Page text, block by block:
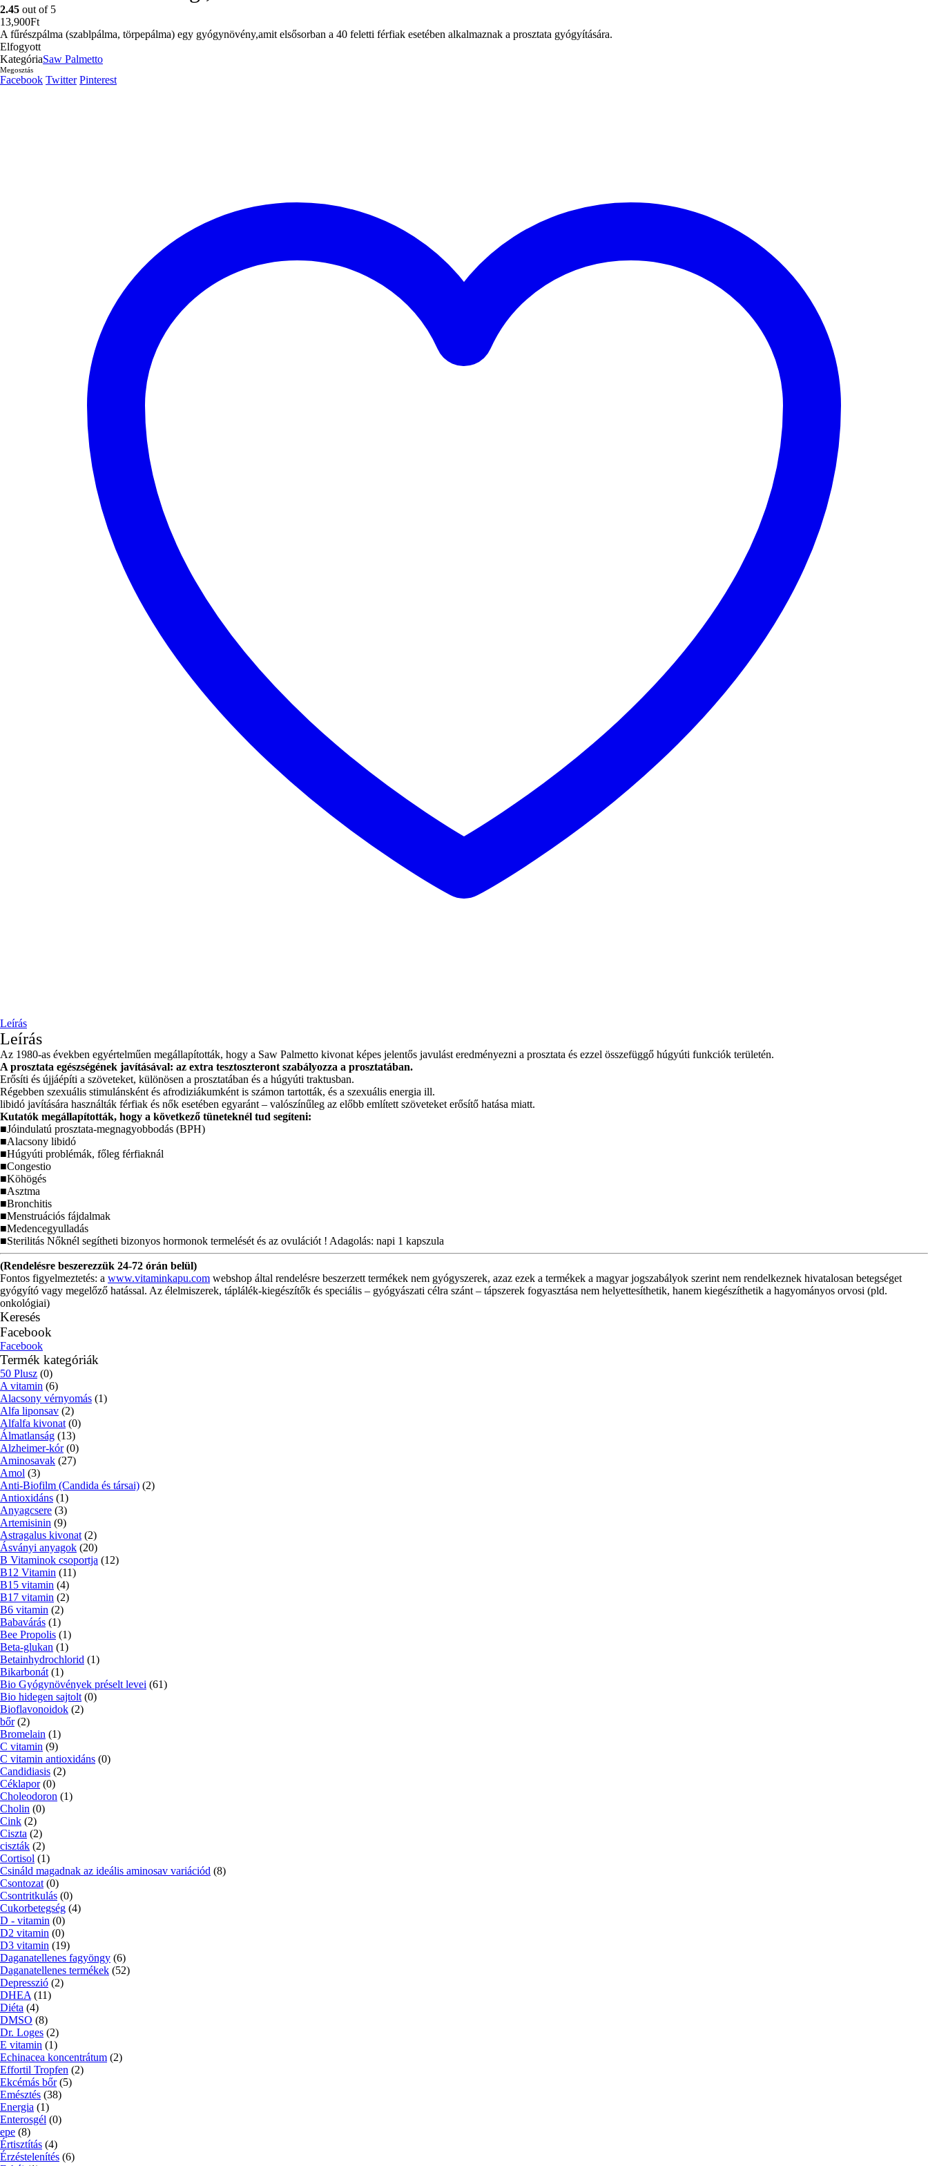
2.45 out of 5
13,900Ft
A fűrészpálma (szablpálma, törpepálma) egy gyógynövény,amit elsősorban a 40 feletti férfiak esetében alkalmaznak a prosztata gyógyítására.
Elfogyott
KategóriaSaw Palmetto
Megosztás
Facebook Twitter Pinterest
Leírás
Leírás
Az 1980-as években egyértelműen megállapították, hogy a Saw Palmetto kivonat képes jelentős javulást eredményezni a prosztata és ezzel összefüggő húgyúti funkciók területén.
A prosztata egészségének javításával: az extra tesztoszteront szabályozza a prosztatában.
Erősíti és újjáépíti a szöveteket, különösen a prosztatában és a húgyúti traktusban.
Régebben szexuális stimulánsként és afrodiziákumként is számon tartották, és a szexuális energia ill.
libidó javítására használták férfiak és nők esetében egyaránt – valószínűleg az előbb említett szöveteket erősítő hatása miatt.
Kutatók megállapították, hogy a következő tüneteknél tud segíteni:
■Jóindulatú prosztata-megnagyobbodás (BPH)
■Alacsony libidó
■Húgyúti problémák, főleg férfiaknál
■Congestio
■Köhögés
■Asztma
■Bronchitis
■Menstruációs fájdalmak
■Medencegyulladás
■Sterilitás Nőknél segítheti bizonyos hormonok termelését és az ovulációt ! Adagolás: napi 1 kapszula
(Rendelésre beszerezzük 24-72 órán belül)
Fontos figyelmeztetés: a www.vitaminkapu.com webshop által rendelésre beszerzett termékek nem gyógyszerek, azaz ezek a termékek a magyar jogszabályok szerint nem rendelkeznek hivatalosan betegséget
gyógyító vagy megelőző hatással. Az élelmiszerek, táplálék-kiegészítők és speciális – gyógyászati célra szánt – tápszerek fogyasztása nem helyettesíthetik, hanem kiegészíthetik a hagyományos orvosi (pld.
onkológiai)
Keresés
Facebook
Facebook
Termék kategóriák
50 Plusz (0)
A vitamin (6)
Alacsony vérnyomás (1)
Alfa liponsav (2)
Alfalfa kivonat (0)
Álmatlanság (13)
Alzheimer-kór (0)
Aminosavak (27)
Amol (3)
Anti-Biofilm (Candida és társai) (2)
Antioxidáns (1)
Anyagcsere (3)
Artemisinin (9)
Astragalus kivonat (2)
Ásványi anyagok (20)
B Vitaminok csoportja (12)
B12 Vitamin (11)
B15 vitamin (4)
B17 vitamin (2)
B6 vitamin (2)
Babavárás (1)
Bee Propolis (1)
Beta-glukan (1)
Betainhydrochlorid (1)
Bikarbonát (1)
Bio Gyógynövények préselt levei (61)
Bio hidegen sajtolt (0)
Bioflavonoidok (2)
bőr (2)
Bromelain (1)
C vitamin (9)
C vitamin antioxidáns (0)
Candidiasis (2)
Céklapor (0)
Choleodoron (1)
Cholin (0)
Cink (2)
Ciszta (2)
ciszták (2)
Cortisol (1)
Csináld magadnak az ideális aminosav variációd (8)
Csontozat (0)
Csontritkulás (0)
Cukorbetegség (4)
D - vitamin (0)
D2 vitamin (0)
D3 vitamin (19)
Daganatellenes fagyöngy (6)
Daganatellenes termékek (52)
Depresszió (2)
DHEA (11)
Diéta (4)
DMSO (8)
Dr. Loges (2)
E vitamin (1)
Echinacea koncentrátum (2)
Effortil Tropfen (2)
Ekcémás bőr (5)
Emésztés (38)
Energia (1)
Enterosgél (0)
epe (8)
Értisztítás (4)
Érzéstelenítés (6)